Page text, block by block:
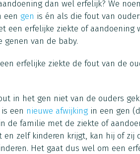
dan wel erfelijk? We
een gen is én als die fout van
een erfelijke ziekte of aandoening
genen van de baby.
erfelijke ziekte de fout van de
in het gen niet van de ouders
een nieuwe afwijkingin een gen
de familie met de ziekte of
en zelf kinderen krijgt, kan hij of zij
Het gaat dus wel om een